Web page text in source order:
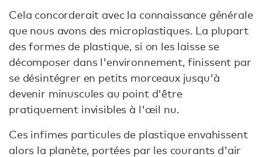
Cela concorderait avec la connaissance générale
que nous avons des microplastiques. La plupart
des formes de plastique, si on les laisse se
décomposer dans l'environnement, finissent par
se désintégrer en petits morceaux jusqu'à
devenir minuscules au point d'être
pratiquement invisibles à l'œil nu.
Ces infimes particules de plastique envahissent
alors la planète, portées par les courants d'air